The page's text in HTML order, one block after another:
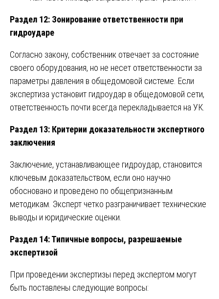
Раздел 12: Зонирование ответственности при
гидроударе
Согласно закону, собственник отвечает за состояние
своего оборудования, но не несет ответственности за
параметры давления в общедомовой системе. Если
экспертиза установит гидроудар в общедомовой сети,
ответственность почти всегда перекладывается на УК.
Раздел 13: Критерии доказательности экспертного
заключения
Заключение, устанавливающее гидроудар, становится
ключевым доказательством, если оно научно
обосновано и проведено по общепризнанным
методикам. Эксперт четко разграничивает технические
выводы и юридические оценки.
Раздел 14: Типичные вопросы, разрешаемые
экспертизой
При проведении экспертизы перед экспертом могут
быть поставлены следующие вопросы: